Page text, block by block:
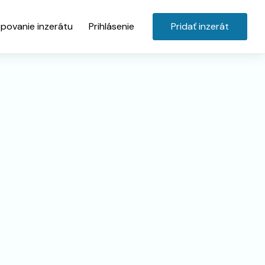
inzerátu Prihlásenie Pridať inzerát